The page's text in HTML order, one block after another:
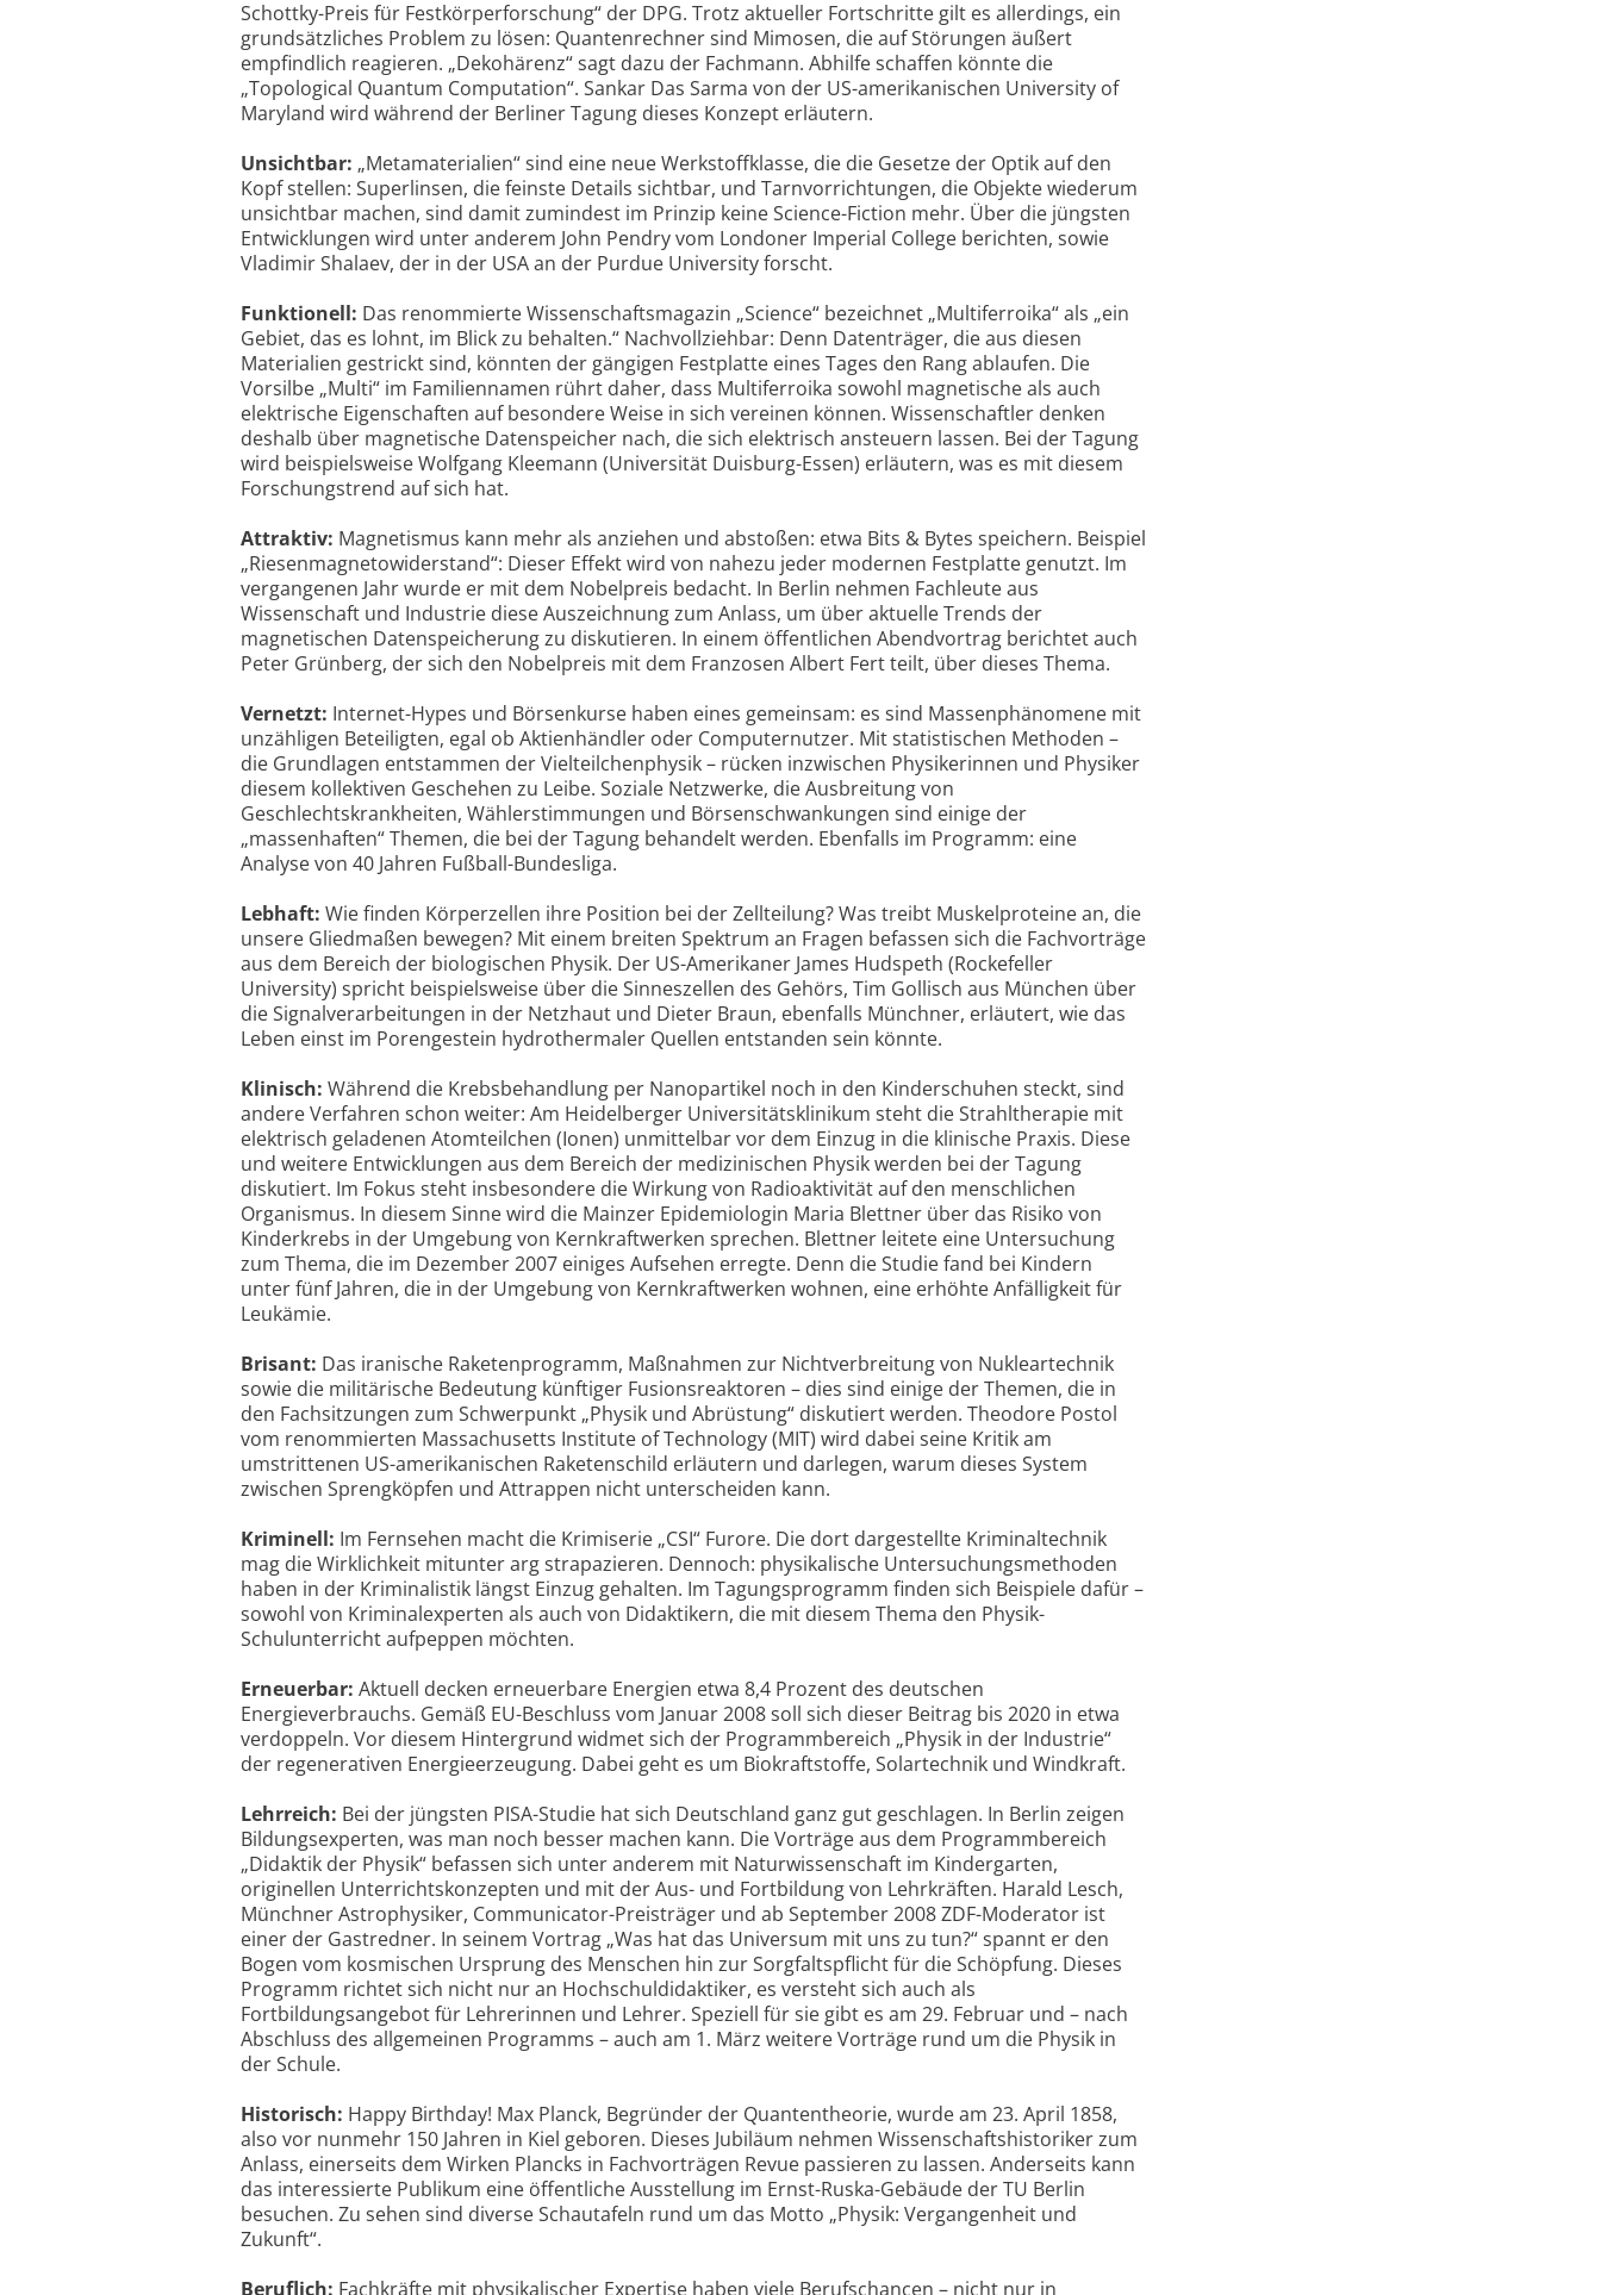
Schottky-Preis für Festkörperforschung“ der DPG. Trotz aktueller Fortschritte gilt es allerdings, ein
grundsätzliches Problem zu lösen: Quantenrechner sind Mimosen, die auf Störungen äußert
empfindlich reagieren. „Dekohärenz“ sagt dazu der Fachmann. Abhilfe schaffen könnte die
„Topological Quantum Computation“. Sankar Das Sarma von der US-amerikanischen University of
Maryland wird während der Berliner Tagung dieses Konzept erläutern.
Unsichtbar: „Metamaterialien“ sind eine neue Werkstoffklasse, die die Gesetze der Optik auf den
Kopf stellen: Superlinsen, die feinste Details sichtbar, und Tarnvorrichtungen, die Objekte wiederum
unsichtbar machen, sind damit zumindest im Prinzip keine Science-Fiction mehr. Über die jüngsten
Entwicklungen wird unter anderem John Pendry vom Londoner Imperial College berichten, sowie
Vladimir Shalaev, der in der USA an der Purdue University forscht.
Funktionell: Das renommierte Wissenschaftsmagazin „Science“ bezeichnet „Multiferroika“ als „ein
Gebiet, das es lohnt, im Blick zu behalten.“ Nachvollziehbar: Denn Datenträger, die aus diesen
Materialien gestrickt sind, könnten der gängigen Festplatte eines Tages den Rang ablaufen. Die
Vorsilbe „Multi“ im Familiennamen rührt daher, dass Multiferroika sowohl magnetische als auch
elektrische Eigenschaften auf besondere Weise in sich vereinen können. Wissenschaftler denken
deshalb über magnetische Datenspeicher nach, die sich elektrisch ansteuern lassen. Bei der Tagung
wird beispielsweise Wolfgang Kleemann (Universität Duisburg-Essen) erläutern, was es mit diesem
Forschungstrend auf sich hat.
Attraktiv: Magnetismus kann mehr als anziehen und abstoßen: etwa Bits & Bytes speichern. Beispiel
„Riesenmagnetowiderstand“: Dieser Effekt wird von nahezu jeder modernen Festplatte genutzt. Im
vergangenen Jahr wurde er mit dem Nobelpreis bedacht. In Berlin nehmen Fachleute aus
Wissenschaft und Industrie diese Auszeichnung zum Anlass, um über aktuelle Trends der
magnetischen Datenspeicherung zu diskutieren. In einem öffentlichen Abendvortrag berichtet auch
Peter Grünberg, der sich den Nobelpreis mit dem Franzosen Albert Fert teilt, über dieses Thema.
Vernetzt: Internet-Hypes und Börsenkurse haben eines gemeinsam: es sind Massenphänomene mit
unzähligen Beteiligten, egal ob Aktienhändler oder Computernutzer. Mit statistischen Methoden –
die Grundlagen entstammen der Vielteilchenphysik – rücken inzwischen Physikerinnen und Physiker
diesem kollektiven Geschehen zu Leibe. Soziale Netzwerke, die Ausbreitung von
Geschlechtskrankheiten, Wählerstimmungen und Börsenschwankungen sind einige der
„massenhaften“ Themen, die bei der Tagung behandelt werden. Ebenfalls im Programm: eine
Analyse von 40 Jahren Fußball-Bundesliga.
Lebhaft: Wie finden Körperzellen ihre Position bei der Zellteilung? Was treibt Muskelproteine an, die
unsere Gliedmaßen bewegen? Mit einem breiten Spektrum an Fragen befassen sich die Fachvorträge
aus dem Bereich der biologischen Physik. Der US-Amerikaner James Hudspeth (Rockefeller
University) spricht beispielsweise über die Sinneszellen des Gehörs, Tim Gollisch aus München über
die Signalverarbeitungen in der Netzhaut und Dieter Braun, ebenfalls Münchner, erläutert, wie das
Leben einst im Porengestein hydrothermaler Quellen entstanden sein könnte.
Klinisch: Während die Krebsbehandlung per Nanopartikel noch in den Kinderschuhen steckt, sind
andere Verfahren schon weiter: Am Heidelberger Universitätsklinikum steht die Strahltherapie mit
elektrisch geladenen Atomteilchen (Ionen) unmittelbar vor dem Einzug in die klinische Praxis. Diese
und weitere Entwicklungen aus dem Bereich der medizinischen Physik werden bei der Tagung
diskutiert. Im Fokus steht insbesondere die Wirkung von Radioaktivität auf den menschlichen
Organismus. In diesem Sinne wird die Mainzer Epidemiologin Maria Blettner über das Risiko von
Kinderkrebs in der Umgebung von Kernkraftwerken sprechen. Blettner leitete eine Untersuchung
zum Thema, die im Dezember 2007 einiges Aufsehen erregte. Denn die Studie fand bei Kindern
unter fünf Jahren, die in der Umgebung von Kernkraftwerken wohnen, eine erhöhte Anfälligkeit für
Leukämie.
Brisant: Das iranische Raketenprogramm, Maßnahmen zur Nichtverbreitung von Nukleartechnik
sowie die militärische Bedeutung künftiger Fusionsreaktoren – dies sind einige der Themen, die in
den Fachsitzungen zum Schwerpunkt „Physik und Abrüstung“ diskutiert werden. Theodore Postol
vom renommierten Massachusetts Institute of Technology (MIT) wird dabei seine Kritik am
umstrittenen US-amerikanischen Raketenschild erläutern und darlegen, warum dieses System
zwischen Sprengköpfen und Attrappen nicht unterscheiden kann.
Kriminell: Im Fernsehen macht die Krimiserie „CSI“ Furore. Die dort dargestellte Kriminaltechnik
mag die Wirklichkeit mitunter arg strapazieren. Dennoch: physikalische Untersuchungsmethoden
haben in der Kriminalistik längst Einzug gehalten. Im Tagungsprogramm finden sich Beispiele dafür –
sowohl von Kriminalexperten als auch von Didaktikern, die mit diesem Thema den Physik-
Schulunterricht aufpeppen möchten.
Erneuerbar: Aktuell decken erneuerbare Energien etwa 8,4 Prozent des deutschen
Energieverbrauchs. Gemäß EU-Beschluss vom Januar 2008 soll sich dieser Beitrag bis 2020 in etwa
verdoppeln. Vor diesem Hintergrund widmet sich der Programmbereich „Physik in der Industrie“
der regenerativen Energieerzeugung. Dabei geht es um Biokraftstoffe, Solartechnik und Windkraft.
Lehrreich: Bei der jüngsten PISA-Studie hat sich Deutschland ganz gut geschlagen. In Berlin zeigen
Bildungsexperten, was man noch besser machen kann. Die Vorträge aus dem Programmbereich
„Didaktik der Physik“ befassen sich unter anderem mit Naturwissenschaft im Kindergarten,
originellen Unterrichtskonzepten und mit der Aus- und Fortbildung von Lehrkräften. Harald Lesch,
Münchner Astrophysiker, Communicator-Preisträger und ab September 2008 ZDF-Moderator ist
einer der Gastredner. In seinem Vortrag „Was hat das Universum mit uns zu tun?“ spannt er den
Bogen vom kosmischen Ursprung des Menschen hin zur Sorgfaltspflicht für die Schöpfung. Dieses
Programm richtet sich nicht nur an Hochschuldidaktiker, es versteht sich auch als
Fortbildungsangebot für Lehrerinnen und Lehrer. Speziell für sie gibt es am 29. Februar und – nach
Abschluss des allgemeinen Programms – auch am 1. März weitere Vorträge rund um die Physik in
der Schule.
Historisch: Happy Birthday! Max Planck, Begründer der Quantentheorie, wurde am 23. April 1858,
also vor nunmehr 150 Jahren in Kiel geboren. Dieses Jubiläum nehmen Wissenschaftshistoriker zum
Anlass, einerseits dem Wirken Plancks in Fachvorträgen Revue passieren zu lassen. Anderseits kann
das interessierte Publikum eine öffentliche Ausstellung im Ernst-Ruska-Gebäude der TU Berlin
besuchen. Zu sehen sind diverse Schautafeln rund um das Motto „Physik: Vergangenheit und
Zukunft“.
Beruflich: Fachkräfte mit physikalischer Expertise haben viele Berufschancen – nicht nur in